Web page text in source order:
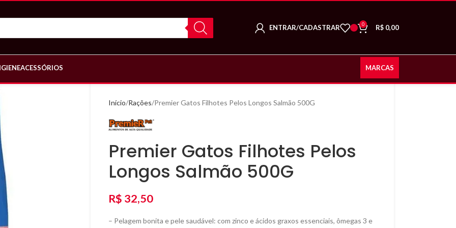
ENTRAR/CADASTRAR 0 R$ 0,00
ACESSÓRIOS MARCAS
Início Rações Premier Gatos Filhotes Pelos Longos Salmão 500G
Premier Gatos Filhotes Pelos
Longos Salmão 500G
R$ 32,50
– Pelagem bonita e pele saudável: com zinco e ácidos graxos essenciais, ômegas 3 e